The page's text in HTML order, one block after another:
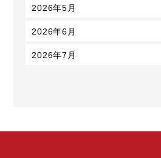
2026年5月
2026年6月
2026年7月